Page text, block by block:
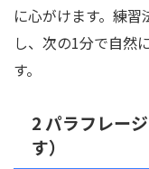
に心がけます。練
し、次の1分で自然
す。
2 パラフレー
す）